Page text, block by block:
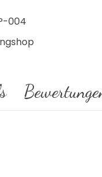
004